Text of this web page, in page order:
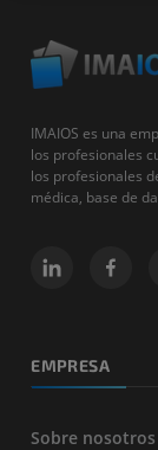
IMAIOS es una
los profesionales
los profesionales
médica, base de
EMPRESA
Sobre nosotros